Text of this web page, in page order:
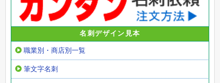
名刺デザイン見本
職業別・商店別一覧
筆文字名刺